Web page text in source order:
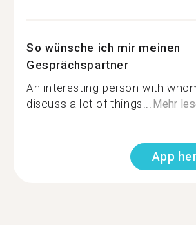
So wünsche ich mir meinen
Gesprächspartner
An interesting person with
discuss a lot of things...Mehr
App